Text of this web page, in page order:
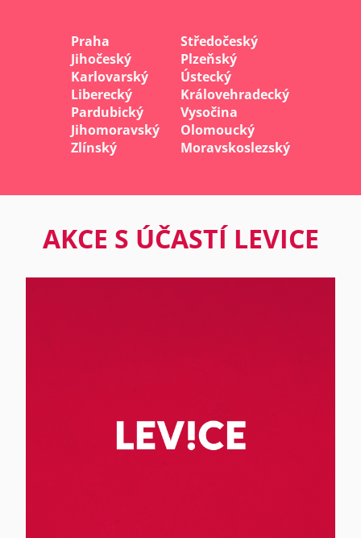
Praha
Středočeský
Jihočeský
Plzeňský
Karlovarský
Ústecký
Liberecký
Královehradecký
Pardubický
Vysočina
Jihomoravský
Olomoucký
Zlínský
Moravskoslezský
AKCE S ÚČASTÍ LEVICE